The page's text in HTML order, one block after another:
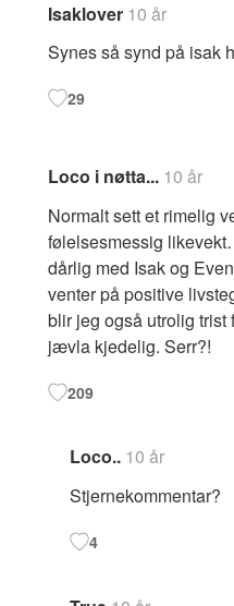
Isaklover 10 år
Synes så synd på isak
29
Loco i nøtta... 10 år
Normalt sett et rimelig
følelsesmessig
dårlig med Isak og
venter på positive
blir jeg også utrolig trist
jævla kjedelig. Serr?!
209
Loco.. 10 år
Stjernekommentar?
4